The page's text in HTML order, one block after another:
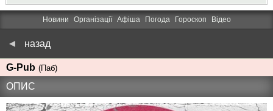
Новини Організації Афіша Погода Гороскоп Відео
назад
G-Pub (Паб)
ОПИС